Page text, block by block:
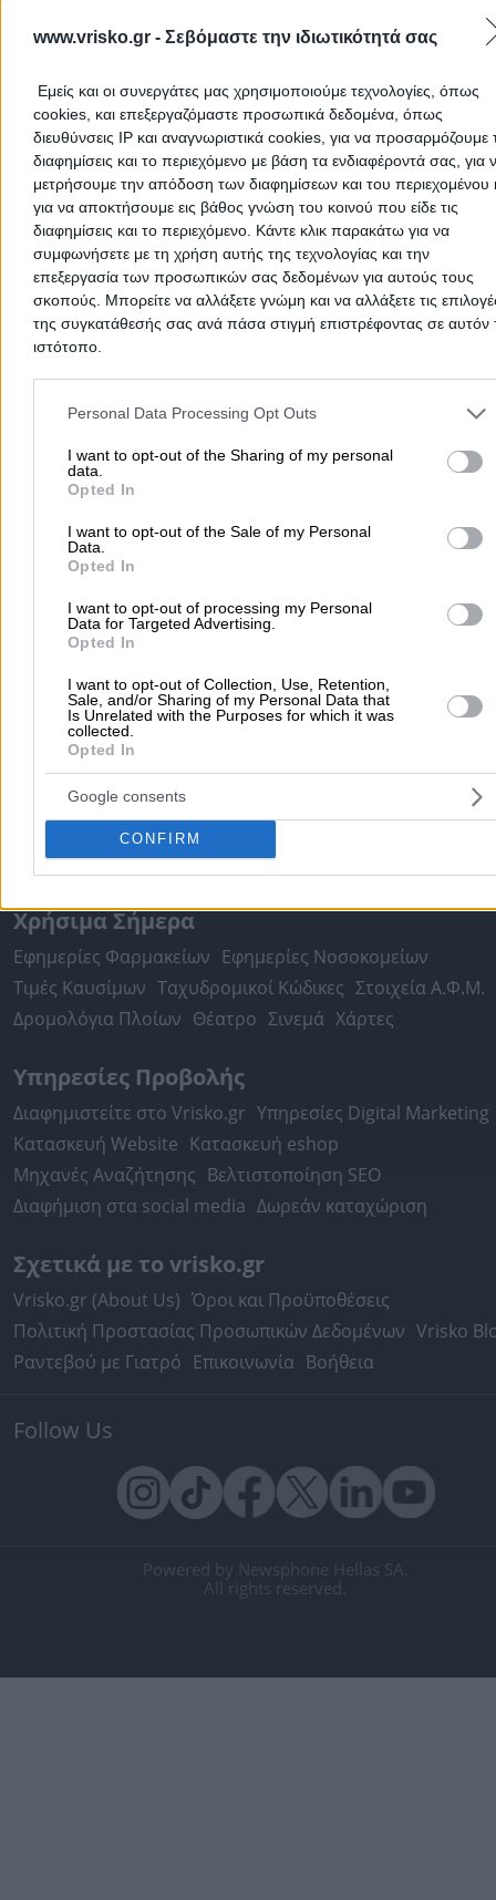
www.vrisko.gr - Σεβόμαστε την ιδιωτικότητά σας
Εμείς και οι συνεργάτες μας χρησιμοποιούμε τεχνολογίες, όπως
cookies, και επεξεργαζόμαστε προσωπικά δεδομένα, όπως
διευθύνσεις IP και αναγνωριστικά cookies, για να προσαρμόζουμε
διαφημίσεις και το περιεχόμενο με βάση τα ενδιαφέροντά σας, για
μετρήσουμε την απόδοση των διαφημίσεων και του περιεχομένου
για να αποκτήσουμε εις βάθος γνώση του κοινού που είδε τις
διαφημίσεις και το περιεχόμενο. Κάντε κλικ παρακάτω για να
συμφωνήσετε με τη χρήση αυτής της τεχνολογίας και την
επεξεργασία των προσωπικών σας δεδομένων για αυτούς τους
σκοπούς. Μπορείτε να αλλάξετε γνώμη και να αλλάξετε τις
της συγκατάθεσής σας ανά πάσα στιγμή επιστρέφοντας σε αυτόν
ιστότοπο.
Please note that this website/app uses one or more Google
and may gather and store information including but not limited to
to Google and its third-party tags to use your data for below
purposes in below Google consent section.
Personal Data Processing Opt Outs
I want to opt-out of the Sharing of my personal
data.
Opted In
I want to opt-out of the Sale of my Personal
Data.
Opted In
I want to opt-out of processing my Personal
Data for Targeted Advertising.
Opted In
I want to opt-out of Collection, Use, Retention,
Sale, and/or Sharing of my Personal Data that
Is Unrelated with the Purposes for which it was
collected.
Opted In
Google consents
CONFIRM
επιλογή!
ΚΑΦΕΓΛΥΚΟΠΩΛΕΙΟ ΤΗΣ ΑΝΝΑΣ (Στρατάκια Άννα Ι.)
Δημοφιλείς Αναζητήσεις
Μετακομίσεις & Μεταφορές
Συνεργεία Αυτοκινήτων
Υδραυλικοί - Υδραυλικές Εγκαταστάσεις
περισσότερα >>
Τοπική Αναζήτηση
Αθήνα Θεσσαλονίκη Πάτρα Λάρισα Ηράκλειο
Περιστέρι Καβάλα Τρίπολη
Ρόδος
Κέρκυρα Χανιά
περισσότερα >>
Χρήσιμα Σήμερα
Εφημερίες Φαρμακείων Εφημερίες Νοσοκομείων
Τιμές Καυσίμων Ταχυδρομικοί Κώδικες Στοιχεία Α.Φ.Μ.
Δρομολόγια Πλοίων Θέατρο Σινεμά Χάρτες
Υπηρεσίες Προβολής
Διαφημιστείτε στο Vrisko.gr Υπηρεσίες Digital Marketing
Κατασκευή Website Κατασκευή eshop
Μηχανές Αναζήτησης Βελτιστοποίηση SEO
Διαφήμιση στα social media Δωρεάν καταχώριση
Σχετικά με το vrisko.gr
Vrisko.gr (About Us) Όροι και Προϋποθέσεις
Πολιτική Προστασίας Προσωπικών Δεδομένων Vrisko
Ραντεβού με Γιατρό Επικοινωνία Βοήθεια
Follow Us
Powered by Newsphone Hellas SA.
All rights reserved.